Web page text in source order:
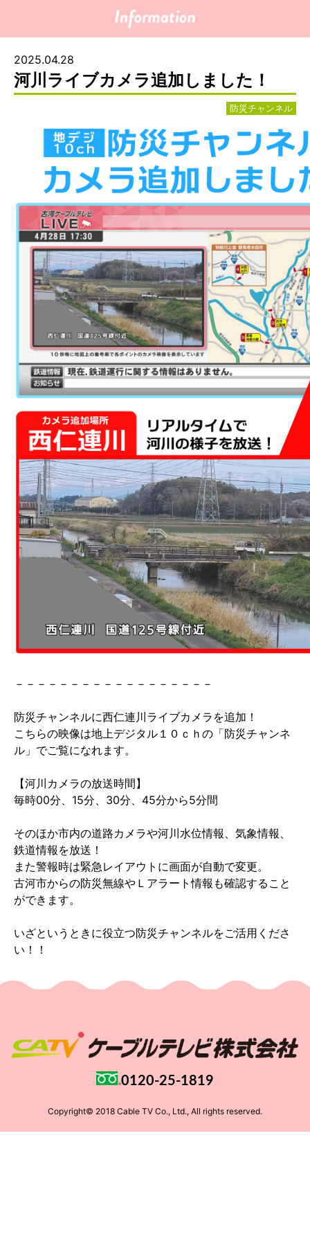
2025.04.28
河川ライブカメラ追加しました！
防災チャンネル
－－－－－－－－－－－－－－－－－－
防災チャンネルに西仁連川ライブカメラを追加！
こちらの映像は地上デジタル１０ｃｈの「防災チャンネ
ル」でご覧になれます。
【河川カメラの放送時間】
毎時00分、15分、30分、45分から5分間
そのほか市内の道路カメラや河川水位情報、気象情報、
鉄道情報を放送！
また警報時は緊急レイアウトに画面が自動で変更。
古河市からの防災無線やＬアラート情報も確認すること
ができます。
いざというときに役立つ防災チャンネルをご活用くださ
い！！
0120-25-1819
Copyright© 2018 Cable TV Co., Ltd., All rights reserved.